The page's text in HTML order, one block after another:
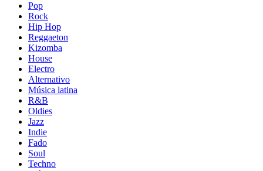
Pop
Rock
Hip Hop
Reggaeton
Kizomba
House
Electro
Alternativo
Música latina
R&B
Oldies
Jazz
Indie
Fado
Soul
Techno